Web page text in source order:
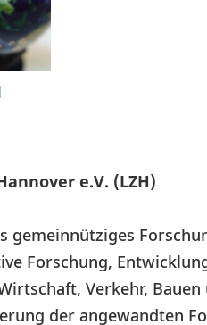
e.V. (LZH)
gemeinnütziges
Forschung,
Verkehr,
der angewandten